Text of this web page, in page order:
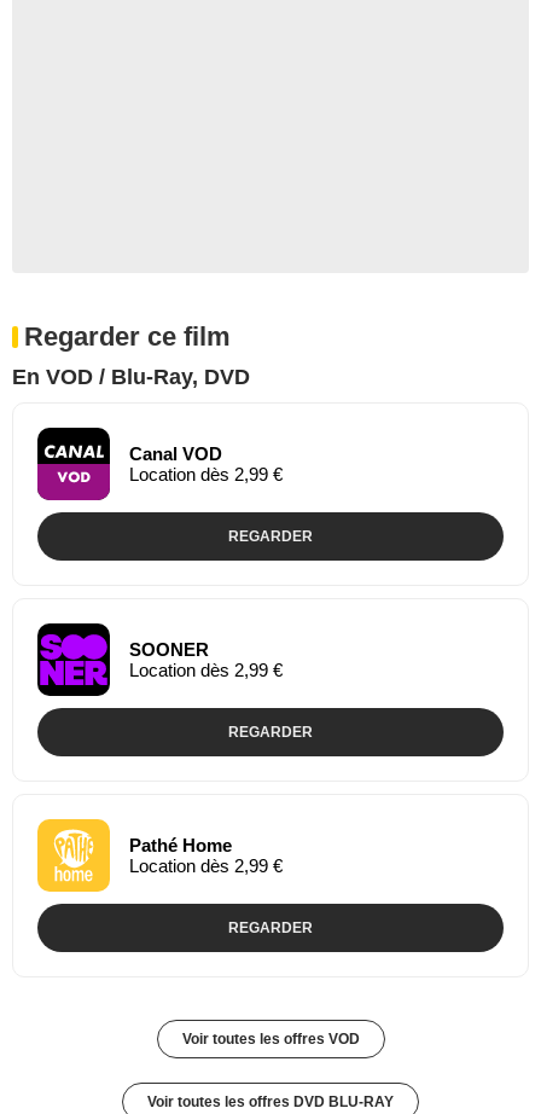
Regarder ce film
En VOD / Blu-Ray, DVD
Canal VOD
Location dès 2,99 €
REGARDER
SOONER
Location dès 2,99 €
REGARDER
Pathé Home
Location dès 2,99 €
REGARDER
Voir toutes les offres VOD
Voir toutes les offres DVD BLU-RAY